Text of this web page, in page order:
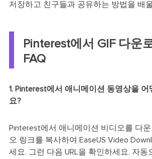
저장하고 친구들과 공유하는 방법을 배
Pinterest에서 GIF 다운
FAQ
1. Pinterest에서 애니메이션 동영상을
요?
Pinterest에서 애니메이션 비디오를 다
오 링크를 복사하여 EaseUS Video
세요. 그런 다음 URL을 확인하세요. 자동